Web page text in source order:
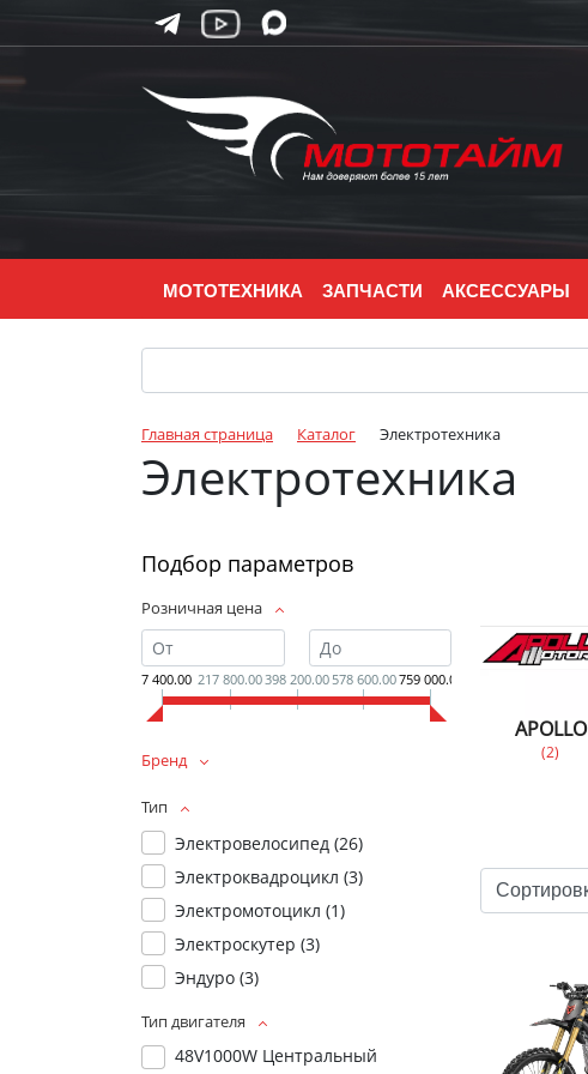
МОТОТЕХНИКА ЗАПЧАСТИ АКСЕССУАРЫ
Главная страница Каталог Электротехника
Электротехника
Подбор параметров
Розничная цена
37 400.00 217 800.00398 200.00578 600.00759 000.00
Бренд
Тип
Электровелосипед (26)
Электроквадроцикл (3)
Электромотоцикл (1)
Электроскутер (3)
Эндуро (3)
Тип двигателя
48V1000W Центральный
APOLLO
(2)